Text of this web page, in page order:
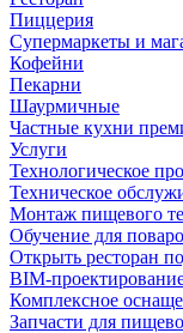
Пиццерия
Супермаркеты и
Кофейни
Пекарни
Шаурмичные
Частные кухни
Услуги
Технологическое
Техническое
Монтаж пищевого
Обучение для
Открыть ресторан
BIM-
Комплексное
Запчасти для